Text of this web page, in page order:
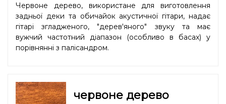
Червоне дерево, використане для виготовлення
задньої деки та обичайок акустичної гітари, надає
гітарі згладженого, "дерев'яного" звуку та має
вужчий частотний діапазон (особливо в басах) у
порівнянні з палісандром.
червоне дерево